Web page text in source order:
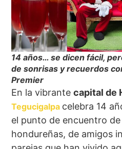
14 años… se dicen fácil,
de sonrisas y recuerdos
Premier
En la vibrantecapital de
Tegucigalpa celebra 14
el punto de encuentro
hondureñas, de amigos